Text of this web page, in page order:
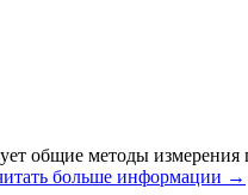
общие методы измерения
больше информации →